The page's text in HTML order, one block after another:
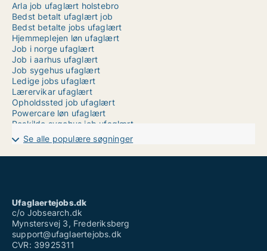
Arla job ufaglært holstebro
Bedst betalt ufaglært job
Bedst betalte jobs ufaglært
Hjemmeplejen løn ufaglært
Job i norge ufaglært
Job i aarhus ufaglært
Job sygehus ufaglært
Ledige jobs ufaglært
Lærervikar ufaglært
Opholdssted job ufaglært
Powercare løn ufaglært
Roskilde sygehus job ufaglært
Ufaglært engelsk
Ufaglært entreprenør løn
Ufaglært fuldtidsjob københavn
Ufaglært job ringsted
Ufaglært lærervikar løn
Se alle populære søgninger
Ufaglaertejobs.dk
c/o Jobsearch.dk
Mynstersvej 3, Frederiksberg
support@ufaglaertejobs.dk
CVR: 39925311